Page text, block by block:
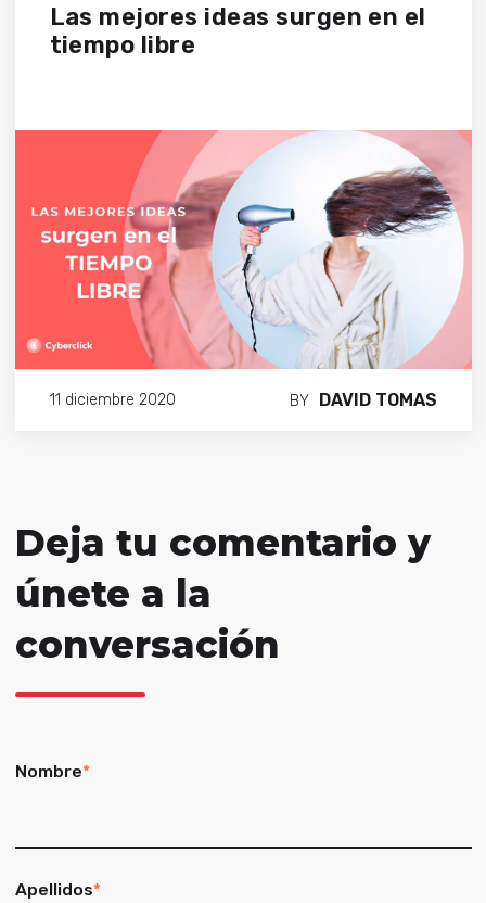
Las mejores ideas surgen en el
tiempo libre
11 diciembre 2020 BY DAVID TOMAS
Deja tu comentario y
únete a la
conversación
Nombre*
Apellidos*